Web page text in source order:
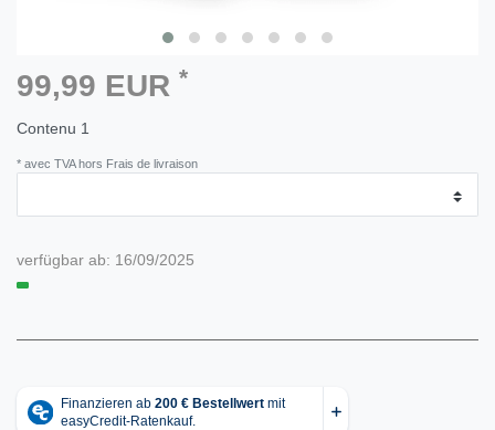
99,99 EUR *
Contenu 1
* avec TVA hors Frais de livraison
verfügbar ab: 16/09/2025